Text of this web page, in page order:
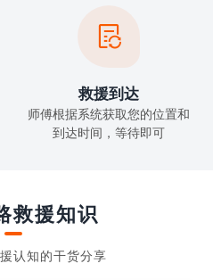

救援到达
师傅根据系统获取您的位置和
到达时间，等待即可
救援知识
认知的干货分享